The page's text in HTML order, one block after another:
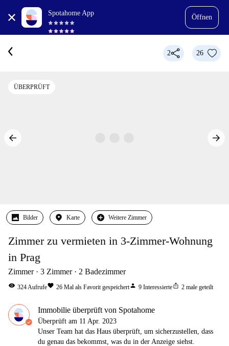
Spotahome App
Öffnen
2 26
ÜBERPRÜFT
Bilder Karte Weitere Zimmer
Zimmer zu vermieten in 3-Zimmer-Wohnung
in Prag
Zimmer 3 Zimmer 2 Badezimmer
visibility 324Aufrufefavorite 26 Mal als Favorit gespeichertperson 9 Interessierteios_share 2 male geteilt
Immobilie überprüft von Spotahome
Überprüft am 11 Apr. 2023
Unser Team hat das Haus überprüft, um sicherzustellen, dass
du genau das bekommst, was du in der Anzeige siehst.